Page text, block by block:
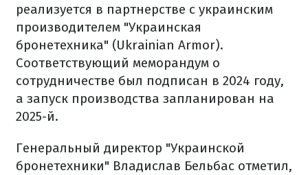
реализуется в партнерстве с украинским
производителем "Украинская
бронетехника" (Ukrainian Armor).
Соответствующий меморандум о
сотрудничестве был подписан в 2024 году,
а запуск производства запланирован на
2025-й.
Генеральный директор "Украинской
бронетехники" Владислав Бельбас отметил,